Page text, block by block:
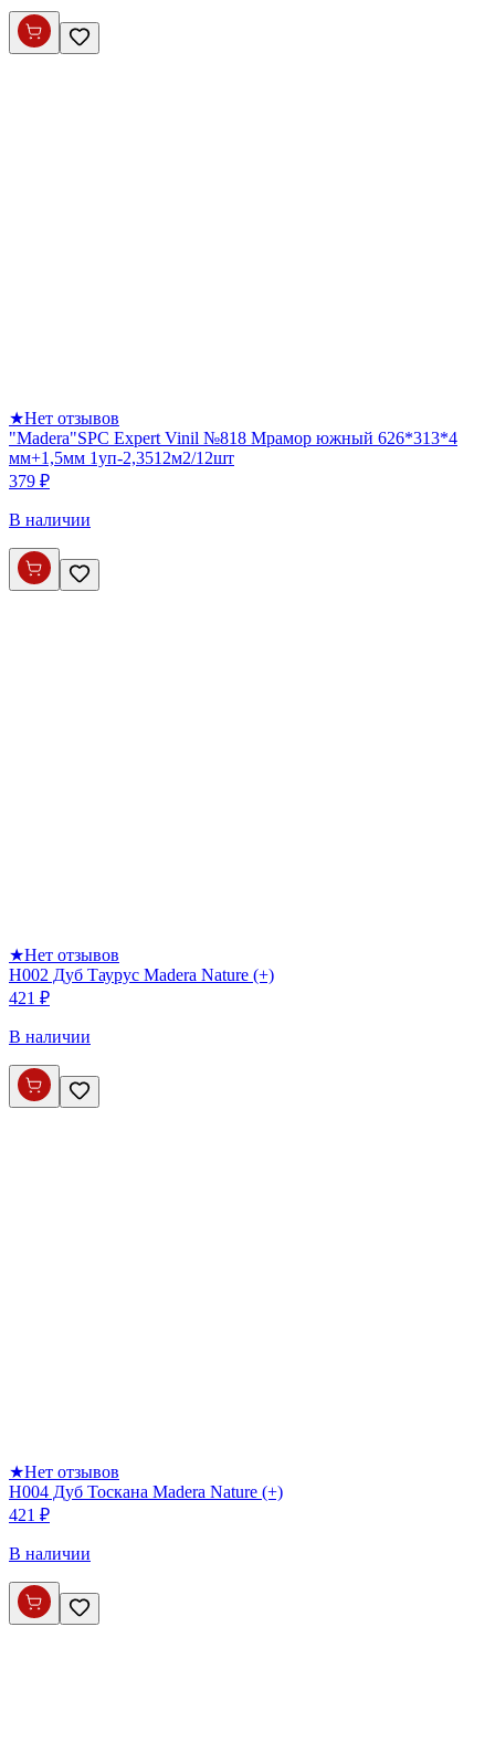
★Нет отзывов
"Madera"SPC Expert Vinil №818 Мрамор южный 626*313*4
мм+1,5мм 1уп-2,3512м2/12шт
379 ₽
В наличии
★Нет отзывов
H002 Дуб Таурус Madera Nature (+)
421 ₽
В наличии
★Нет отзывов
H004 Дуб Тоскана Madera Nature (+)
421 ₽
В наличии